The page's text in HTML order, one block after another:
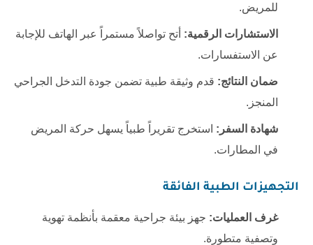
للمريض.
الاستشارات الرقمية: أتح تواصلاً مستمراً عبر الهاتف للإجابة
عن الاستفسارات.
ضمان النتائج: قدم وثيقة طبية تضمن جودة التدخل الجراحي
المنجز.
شهادة السفر: استخرج تقريراً طبياً يسهل حركة المريض
في المطارات.
التجهيزات الطبية الفائقة
غرف العمليات: جهز بيئة جراحية معقمة بأنظمة تهوية
وتصفية متطورة.